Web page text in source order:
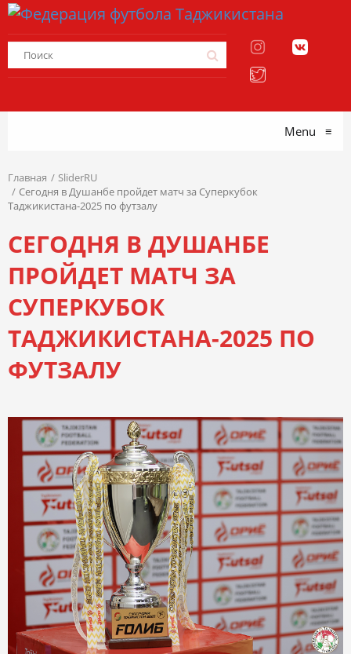
Menu ≡
Главная
SliderRU
Сегодня в Душанбе пройдет матч за Суперкубок
Таджикистана-2025 по футзалу
СЕГОДНЯ В ДУШАНБЕ
ПРОЙДЕТ МАТЧ ЗА
СУПЕРКУБОК
ТАДЖИКИСТАНА-2025 ПО
ФУТЗАЛУ